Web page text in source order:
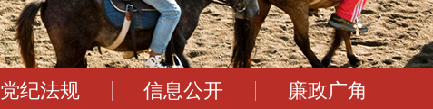
党纪法规 信息公开 廉政广角